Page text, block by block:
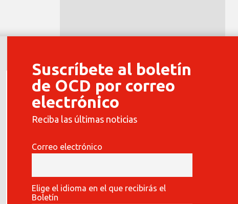
Suscríbete al boletín
de OCD por correo
electrónico
Reciba las últimas noticias
Correo electrónico
Elige el idioma en el que recibirás el
Boletín